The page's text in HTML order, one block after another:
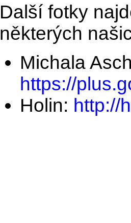
Další fotky
některých
Michala
https://
Holin: http://